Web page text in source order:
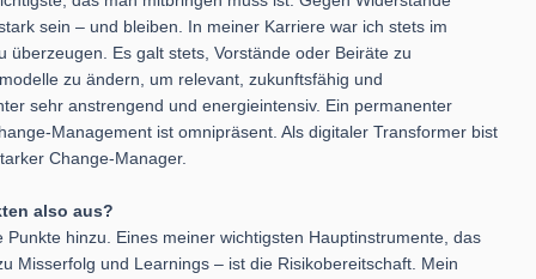
sein – und bleiben. In meiner Karriere war ich stets im
überzeugen. Es galt stets, Vorstände oder Beiräte zu
zu ändern, um relevant, zukunftsfähig und
sehr anstrengend und energieintensiv. Ein permanenter
Management ist omnipräsent. Als digitaler Transformer bist
Change-Manager.
also aus?
hinzu. Eines meiner wichtigsten Hauptinstrumente, das
Misserfolg und Learnings – ist die Risikobereitschaft. Mein